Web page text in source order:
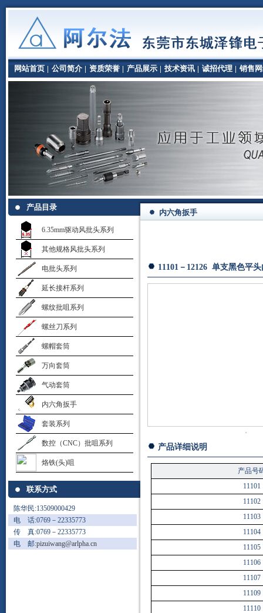
网站首页 | 公司简介 | 资质荣誉 | 产品展示 | 技术资讯 | 诚招代理 | 销售
产品目录
6.35mm驱动风批头系列
其他规格风批头系列
电批头系列
延长接杆系列
螺纹批咀系列
螺丝刀系列
螺帽套筒
万向套筒
气动套筒
内六角扳手
套装系列
数控（CNC）批咀系列
烙铁(头)咀
联系方式
陈华民:13509000429
电 话:0769－22335773
传 真:0769－22335773
电 邮:pizuiwang@arlpha.cn
内六角扳手
11101－12126 单支黑色平
产品详细说明
产品号
11101
11102
11103
11104
11105
11106
11107
11109
11110